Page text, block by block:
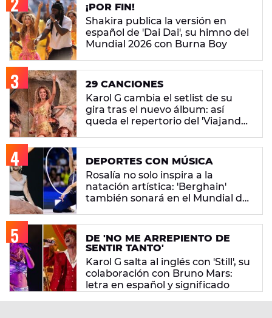
¡POR FIN!
Shakira publica la versión en
español de 'Dai Dai', su himno del
Mundial 2026 con Burna Boy
29 CANCIONES
Karol G cambia el setlist de su
gira tras el nuevo álbum: así
queda el repertorio del 'Viajando
DEPORTES CON MÚSICA
Rosalía no solo inspira a la
natación artística: 'Berghain'
también sonará en el Mundial de
DE 'NO ME ARREPIENTO DE
SENTIR TANTO'
Karol G salta al inglés con 'Still', su
colaboración con Bruno Mars:
letra en español y significado